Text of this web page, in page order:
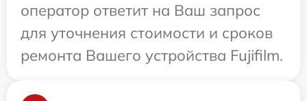
оператор ответит на Ваш запрос
для уточнения стоимости и сроков
ремонта Вашего устройства Fujifilm.